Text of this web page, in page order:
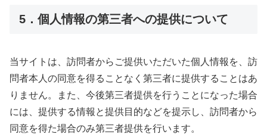
5．個人情報の第三者への提供について
当サイトは、訪問者からご提供いただいた個人情報を、訪
問者本人の同意を得ることなく第三者に提供することはあ
りません。また、今後第三者提供を行うことになった場合
には、提供する情報と提供目的などを提示し、訪問者から
同意を得た場合のみ第三者提供を行います。